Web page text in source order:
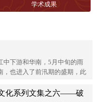
学术成果
中下游和华南，5月中旬的雨
，也进入了前汛期的盛期，此
文化系列文集之六——破